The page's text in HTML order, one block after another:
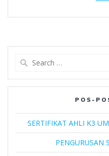
POS-
SERTIFIKAT AHLI K3
PENGURUSAN